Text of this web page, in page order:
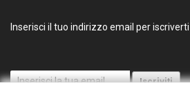
Inserisci il tuo indirizzo email per